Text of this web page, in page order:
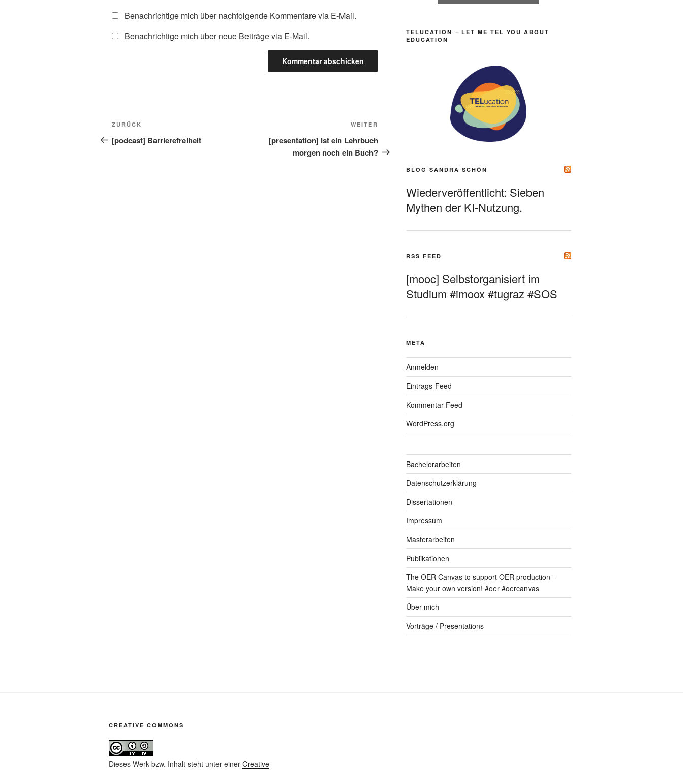
Benachrichtige mich über nachfolgende Kommentare via E-Mail.
Benachrichtige mich über neue Beiträge via E-Mail.
Beitragsnavigation
Vorheriger
Beitrag
ZURÜCK
[podcast] Barrierefreiheit
WEITER
[presentation] Ist ein Lehrbuch
morgen noch ein Buch?
TELUCATION – LET ME TEL YOU ABOUT
EDUCATION
BLOG SANDRA SCHÖN
Wiederveröffentlicht: Sieben
Mythen der KI-Nutzung.
RSS FEED
[mooc] Selbstorganisiert im
Studium #imoox #tugraz #SOS
META
Anmelden
Eintrags-Feed
Kommentar-Feed
WordPress.org
Bachelorarbeiten
Datenschutzerklärung
Dissertationen
Impressum
Masterarbeiten
Publikationen
The OER Canvas to support OER production -
Make your own version! #oer #oercanvas
Über mich
Vorträge / Presentations
CREATIVE COMMONS
Dieses Werk bzw. Inhalt steht unter einer Creative